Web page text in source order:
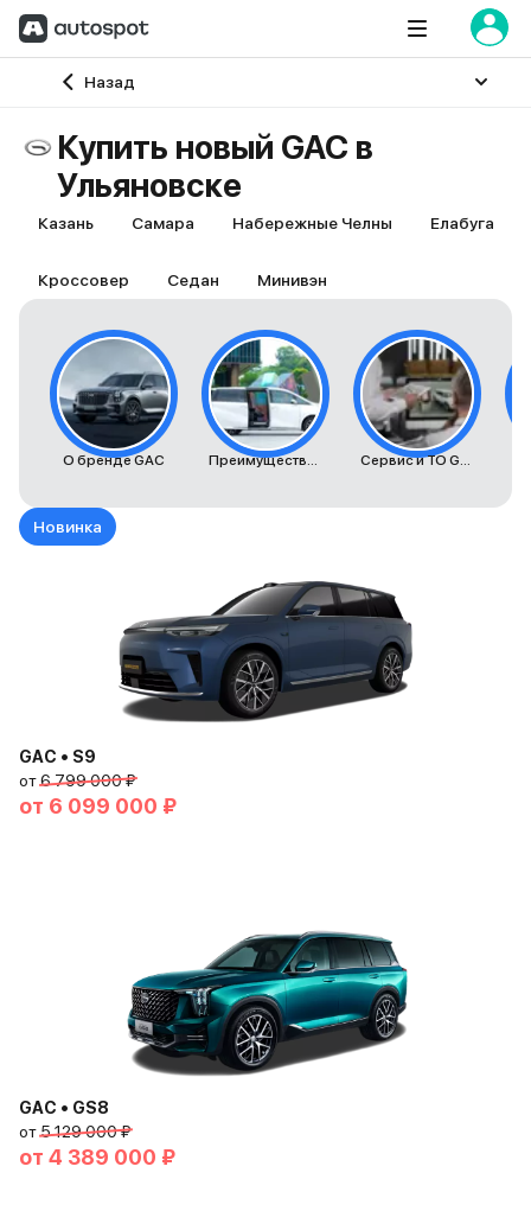
Назад
Главная
Купить новый GAC в
Ульяновске
Казань Самара Набережные Челны Елабуга
Кроссовер Седан Минивэн
О бренде GAC Преимущества автомобилей GAC Сервис и ТО GAC
Новинка
GAC • S9
от6 799 000 ₽
от 6 099 000 ₽
GAC • GS8
от5 129 000 ₽
от 4 389 000 ₽